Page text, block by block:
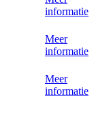
informatie
Meer
informatie
Meer
informatie